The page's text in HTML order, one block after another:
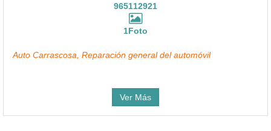
965112921
1Foto
Auto Carrascosa, Reparación general del automóvil
Ver Más